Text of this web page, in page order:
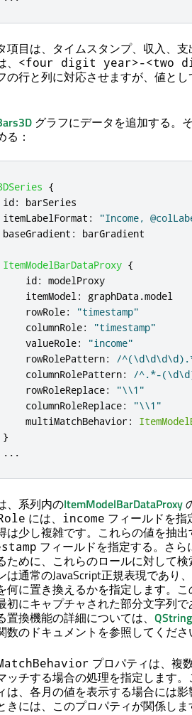
項目は、タイムスタンプ、収入、
<four digit year>-<two
の行と列に対応させますが、値と
グラフにデータを追加する。
る：
{
id:
barSeries
itemLabelFormat :
"Income,
baseGradient : barGradient
ItemModelBarDataProxy {
id: modelProxy
itemModel: graphData .model
rowRole:
"timestamp"
columnRole:
"timestamp"
valueRole:
"income"
rowRolePattern:
/
columnRolePattern:
/^.*-
rowRoleReplace:
"\\1"
columnRoleReplace:
"\\1"
multiMatchBehavior:
}
...
、系列内のItemModelBarDataProxy
には、 income フィールドを
は少し複雑です。これらの値を抽出
フィールドを指定する。さ
ために、これらのロールに対して
は通常のJavaScript正規表現であり
何に置き換えるかを指定します。
初にキャプチャされた部分文字列
置換機能の詳細については、
数のドキュメントを参照してくださ
プロパティは、複
ッチする場合の処理を指定します
は、各月の値を表示する場合には
きには、このプロパティが関係しま